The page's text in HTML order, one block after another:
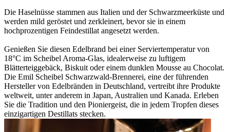
Die Haselnüsse stammen aus Italien und der Schwarzmeerküste und
werden mild geröstet und zerkleinert, bevor sie in einem
hochprozentigen Feindestillat angesetzt werden.
Genießen Sie diesen Edelbrand bei einer Serviertemperatur von
18°C im Scheibel Aroma-Glas, idealerweise zu luftigem
Blätterteiggebäck, Biskuit oder einem dunklen Mousse au Chocolat.
Die Emil Scheibel Schwarzwald-Brennerei, eine der führenden
Hersteller von Edelbränden in Deutschland, vertreibt ihre Produkte
weltweit, unter anderem in Japan, Australien und Kanada. Erleben
Sie die Tradition und den Pioniergeist, die in jedem Tropfen dieses
einzigartigen Destillats stecken.